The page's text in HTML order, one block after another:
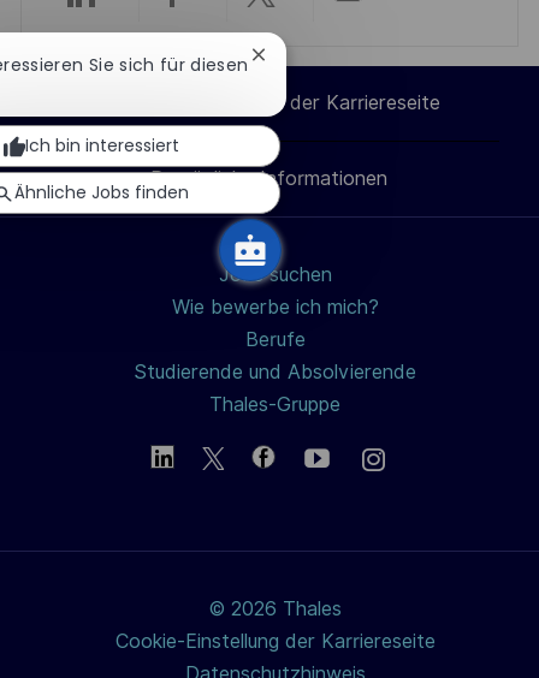
n
t
i
c
h
u
Über
LinkedIn
teilen
Über
Facebook
teilen
Über
Twitter
teilen
E-
Mail
teilen
Cookie-Einstellungen der Karriereseite
Persönliche Informationen
Jobs suchen
Wie bewerbe ich mich?
Berufe
Studierende und Absolvierende
Thales-Gruppe
© 2026 Thales
Cookie-Einstellung der Karriereseite
Datenschutzhinweis
Sie sich für diesen Chatbot-
schließen
Ich bin interessiert
Ähnliche Jobs finden